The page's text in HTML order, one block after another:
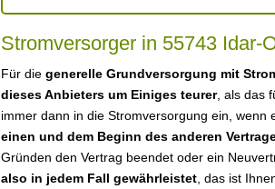
Stromversorger in 55743 Idar-
Für die generelle Grundversorgung mit
dieses Anbieters um Einiges teurer, als das
immer dann in die Stromversorgung ein, wenn
einen und dem Beginn des anderen
Gründen den Vertrag beendet oder ein
also in jedem Fall gewährleistet , das ist